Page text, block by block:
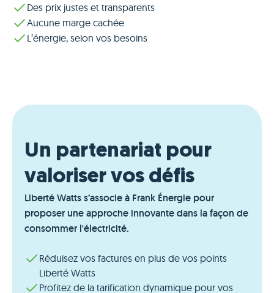
Des prix justes et transparents
Aucune marge cachée
L’énergie, selon vos besoins
Un partenariat pour
valoriser vos défis
Liberté Watts s’associe à Frank Énergie pour
proposer une approche innovante dans la façon de
consommer l'électricité.
Réduisez vos factures en plus de vos points
Liberté Watts
Profitez de la tarification dynamique pour vos